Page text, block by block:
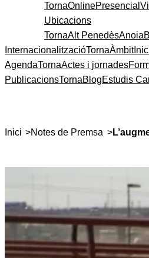
TornaOnlinePresencial
Ubicacions
TornaAlt PenedèsAnoia
InternacionalitzacióTornaÀmbit
AgendaTornaActes i jornades
PublicacionsTornaBlogEstudis
Inici >Notes de Premsa >